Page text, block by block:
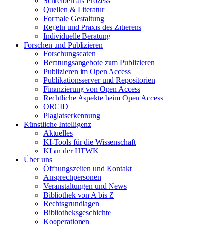
Quellen & Literatur
Formale Gestaltung
Regeln und Praxis des Zitierens
Individuelle Beratung
Forschen und Publizieren
Forschungsdaten
Beratungsangebote zum Publizieren
Publizieren im Open Access
Publikationsserver und Repositorien
Finanzierung von Open Access
Rechtliche Aspekte beim Open Access
ORCID
Plagiatserkennung
Künstliche Intelligenz
Aktuelles
KI-Tools für die Wissenschaft
KI an der HTWK
Über uns
Öffnungszeiten und Kontakt
Ansprechpersonen
Veranstaltungen und News
Bibliothek von A bis Z
Rechtsgrundlagen
Bibliotheksgeschichte
Kooperationen